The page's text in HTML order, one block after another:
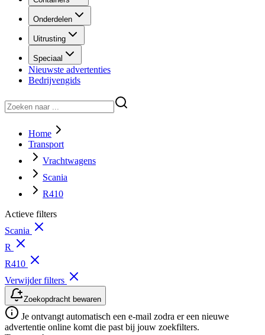
Onderdelen
Uitrusting
Speciaal
Nieuwste advertenties
Bedrijvengids
Home
Transport
Vrachtwagens
Scania
R410
Actieve filters
Scania
R
R410
Verwijder filters
Zoekopdracht bewaren
Je ontvangt automatisch een e-mail zodra er een nieuwe
advertentie online komt die past bij jouw zoekfilters.